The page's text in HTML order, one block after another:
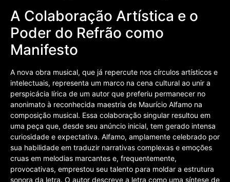
A Colaboração Artística e o
Poder do Refrão como
Manifesto
A nova obra musical, que já repercute nos círculos artísticos e
intelectuais, representa um marco na cena cultural ao unir a
perspicácia lírica de um autor que preferiu permanecer no
anonimato à reconhecida maestria de Maurício Alfamo na
composição musical. Essa colaboração singular resultou em
uma peça que, desde seu anúncio inicial, tem gerado intensa
curiosidade e expectativa. Alfamo, amplamente celebrado por
sua habilidade em traduzir narrativas complexas e emoções
cruas em melodias marcantes e, frequentemente,
provocativas, emprestou seu talento para moldar a estrutura
sonora da letra. O autor descreve a letra como uma síntese de